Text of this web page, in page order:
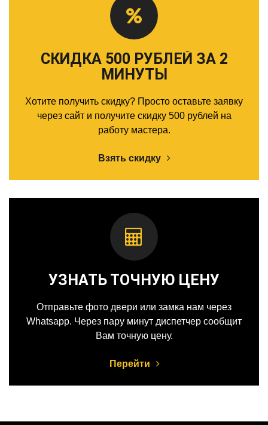
СКИДКА 500 РУБЛЕЙ ЗА 2
МИНУТЫ
Хотите получить скидку? Просто оставьте заявку
через сайт и получите скидку 500 рублей на
работу мастера.
Взять скидку
УЗНАТЬ ТОЧНУЮ ЦЕНУ
Отправьте фото двери или замка нам через
Whatsapp. Через пару минут диспетчер сообщит
Вам точную цену.
Перейти